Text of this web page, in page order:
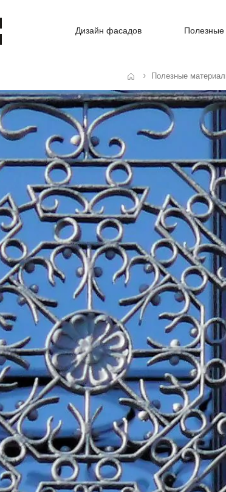
Дизайн фасадов
Полезные